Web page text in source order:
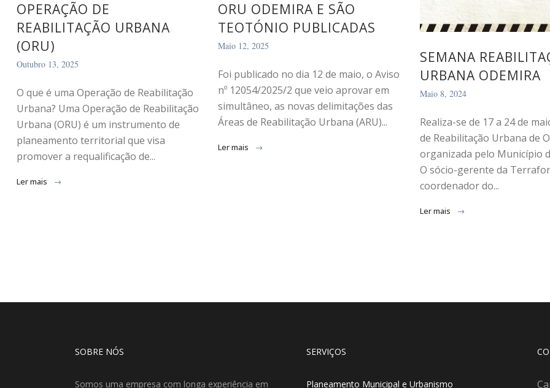
OPERAÇÃO DE
REABILITAÇÃO URBANA
(ORU)
Outubro 13, 2025
O que é uma Operação de Reabilitação
Urbana? Uma Operação de Reabilitação
Urbana (ORU) é um instrumento de
planeamento territorial que visa
promover a requalificação de...
Ler mais
ORU ODEMIRA E SÃO
TEOTÓNIO PUBLICADAS
Maio 12, 2025
Foi publicado no dia 12 de maio, o Aviso
nº 12054/2025/2 que veio aprovar em
simultâneo, as novas delimitações das
Áreas de Reabilitação Urbana (ARU)...
Ler mais
SEMANA
URBANA ODEMIRA
Maio 8, 2024
Realiza-se de 17 a 24 de
de Reabilitação Urbana de
organizada pelo Município
O sócio-gerente da
coordenador do...
Ler mais
SOBRE NÓS
Somos uma empresa com longa experiência em
SERVIÇOS
Planeamento Municipal e Urbanismo